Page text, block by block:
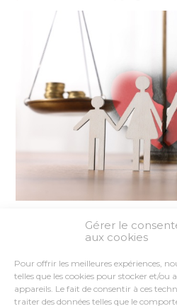
Gérer le
aux cookies
Pour offrir les meilleures expériences,
telles que les cookies pour stocker et/ou
appareils. Le fait de consentir à ces
traiter des données telles que le
FaceBook
TwitterLinkedIn